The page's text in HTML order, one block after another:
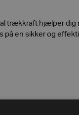
trækkraft hjælper dig
på en sikker og